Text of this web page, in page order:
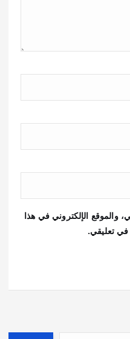
والموقع الإلكتروني في هذا
في تعليقي.